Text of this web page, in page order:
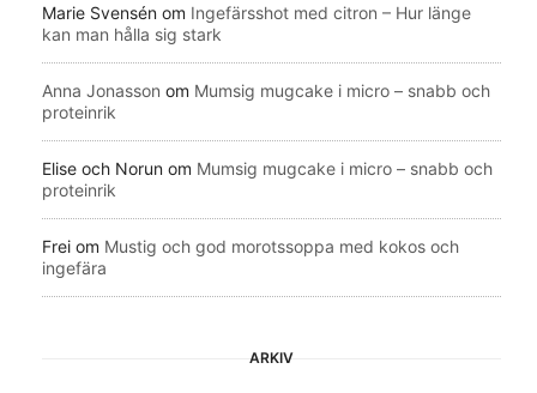
Marie Svensén om Ingefärsshot med citron – Hur länge
kan man hålla sig stark
Anna Jonasson om Mumsig mugcake i micro – snabb och
proteinrik
Elise och Norun om Mumsig mugcake i micro – snabb och
proteinrik
Frei om Mustig och god morotssoppa med kokos och
ingefära
ARKIV